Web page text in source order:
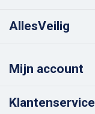
AllesVeilig
Mijn account
Klantenservice